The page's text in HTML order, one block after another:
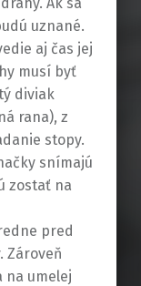
uznané.
aj čas jej
musí byť
diviak
rana), z
stopy.
snímajú
zostať na
pred
Zároveň
na umelej